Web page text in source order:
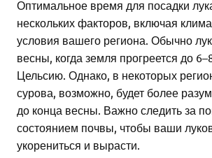
Оптимальное время для посадки
нескольких факторов, включая
условия вашего региона. Обычно
весны, когда земля прогреется до
Цельсию. Однако, в некоторых
сурова, возможно, будет более
до конца весны. Важно следить за
состоянием почвы, чтобы ваши
укорениться и вырасти.